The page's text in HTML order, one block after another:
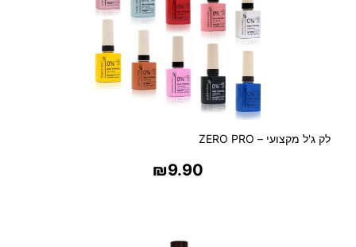
לק ג'ל מקצועי – ZERO PRO
₪9.90